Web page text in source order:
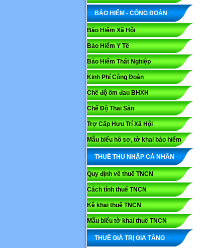
BẢO HIỂM - CÔNG ĐOÀN
Bảo Hiểm Xã Hội
Bảo Hiểm Y Tế
Bảo Hiểm Thất Nghiệp
Kinh Phí Công Đoàn
Chế độ ốm đau BHXH
Chế Độ Thai Sản
Trợ Cấp Hưu Trí Xã Hội
Mẫu biểu hồ sơ, tờ khai bảo hiểm
THUẾ THU NHẬP CÁ NHÂN
Quy định về thuế TNCN
Cách tính thuế TNCN
Kê khai thuế TNCN
Mẫu biểu tờ khai thuế TNCN
THUẾ GIÁ TRỊ GIA TĂNG